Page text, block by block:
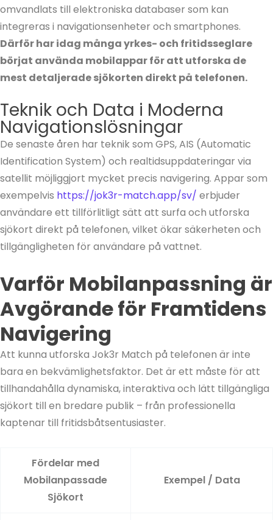
omvandlats till elektroniska databaser som kan
integreras i navigationsenheter och smartphones.
Därför har idag många yrkes- och fritidsseglare
börjat använda mobilappar för att utforska de
mest detaljerade sjökorten direkt på telefonen.
Teknik och Data i Moderna
Navigationslösningar
De senaste åren har teknik som GPS, AIS (Automatic
Identification System) och realtidsuppdateringar via
satellit möjliggjort mycket precis navigering. Appar som
exempelvis https://jok3r-match.app/sv/ erbjuder
användare ett tillförlitligt sätt att surfa och utforska
sjökort direkt på telefonen, vilket ökar säkerheten och
tillgängligheten för användare på vattnet.
Varför Mobilanpassning är
Avgörande för Framtidens
Navigering
Att kunna utforska Jok3r Match på telefonen är inte
bara en bekvämlighetsfaktor. Det är ett måste för att
tillhandahålla dynamiska, interaktiva och lätt tillgängliga
sjökort till en bredare publik – från professionella
kaptenar till fritidsbåtsentusiaster.
Fördelar med
Mobilanpassade
Sjökort
Exempel / Data